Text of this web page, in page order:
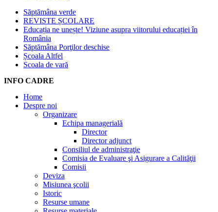
Săptămâna verde
REVISTE ȘCOLARE
Educația ne unește! Viziune asupra viitorului educației în
România
Săptămâna Porţilor deschise
Școala Altfel
Scoala de vară
INFO CADRE
Home
Despre noi
Organizare
Echipa managerială
Director
Director adjunct
Consiliul de administraţie
Comisia de Evaluare şi Asigurare a Calităţii
Comisii
Deviza
Misiunea şcolii
Istoric
Resurse umane